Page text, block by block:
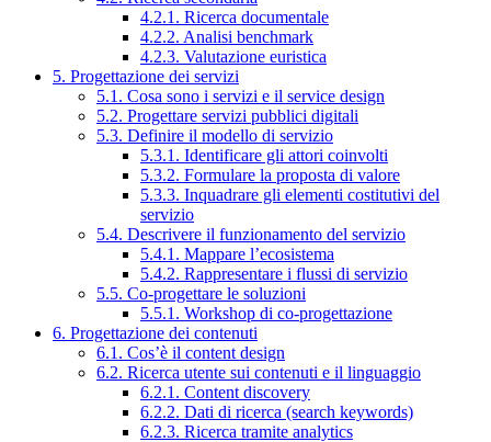
4.2.1. Ricerca documentale
4.2.2. Analisi benchmark
4.2.3. Valutazione euristica
5. Progettazione dei servizi
5.1. Cosa sono i servizi e il service design
5.2. Progettare servizi pubblici digitali
5.3. Definire il modello di servizio
5.3.1. Identificare gli attori coinvolti
5.3.2. Formulare la proposta di valore
5.3.3. Inquadrare gli elementi costitutivi del
servizio
5.4. Descrivere il funzionamento del servizio
5.4.1. Mappare l’ecosistema
5.4.2. Rappresentare i flussi di servizio
5.5. Co-progettare le soluzioni
5.5.1. Workshop di co-progettazione
6. Progettazione dei contenuti
6.1. Cos’è il content design
6.2. Ricerca utente sui contenuti e il linguaggio
6.2.1. Content discovery
6.2.2. Dati di ricerca (search keywords)
6.2.3. Ricerca tramite analytics